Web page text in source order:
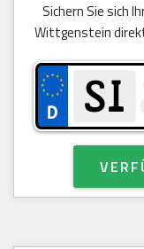
Sichern Sie sich
Wittgenstein